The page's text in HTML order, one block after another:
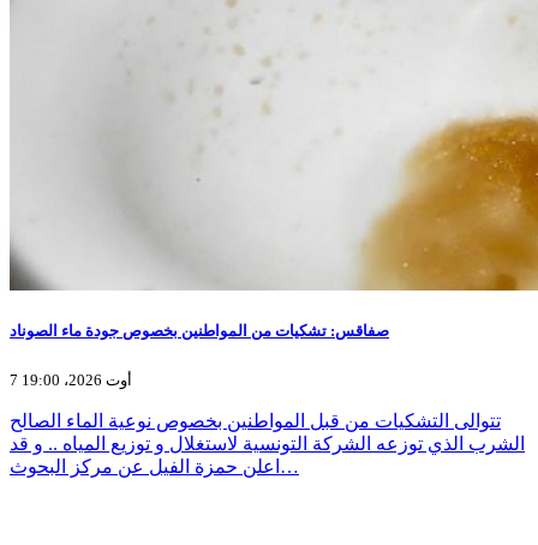
صفاقس: تشكيات من المواطنين بخصوص جودة ماء الصوناد
7 أوت 2026، 19:00
تتوالى التشكيات من قبل المواطنين بخصوص نوعية الماء الصالح
الشرب الذي توزعه الشركة التونسية لاستغلال و توزيع المياه .. و قد
اعلن حمزة الفيل عن مركز البحوث…